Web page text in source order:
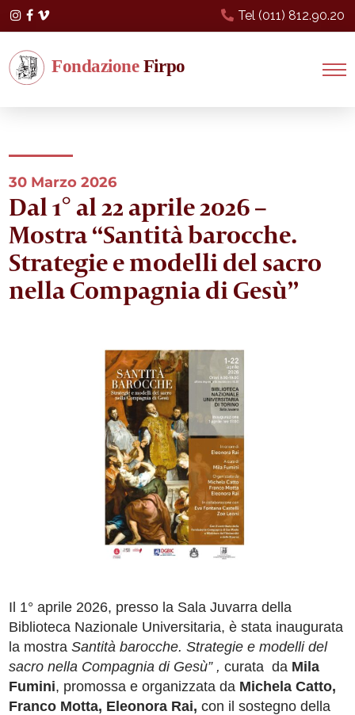
Tel (011) 812.90.20
Instagram
Facebook
Vimeo
30 Marzo 2026
Dal 1° al 22 aprile 2026 –
Mostra “Santità barocche.
Strategie e modelli del sacro
nella Compagnia di Gesù”
Il 1° aprile 2026, presso la Sala Juvarra della
Biblioteca Nazionale Universitaria, è stata inaugurata
la mostraSantità barocche. Strategie e modelli del
sacro nella Compagnia di Gesù” ,curata da Mila
Fumini, promossa e organizzata da Michela Catto,
Franco Motta, Eleonora Rai, con il sostegno della